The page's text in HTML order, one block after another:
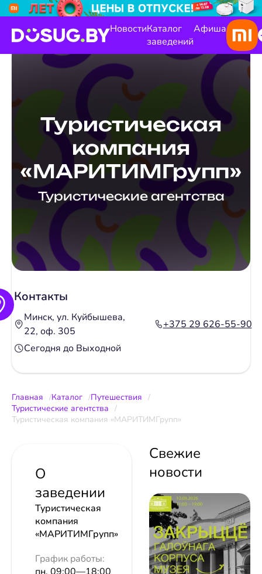
НовостиКаталог
заведений
Афиша
Туристическая
компания
«МАРИТИМГрупп»
Туристические агентства
Контакты
Минск, ул. Куйбышева,
22, оф. 305
+375 29 626-55-90
Сегодня до Выходной
Главная Каталог
Путешествия
Туристические агентства
Туристическая компания «МАРИТИМГрупп»
О
заведении
Туристическая
компания
«МАРИТИМГрупп»
График работы:
Свежие
новости